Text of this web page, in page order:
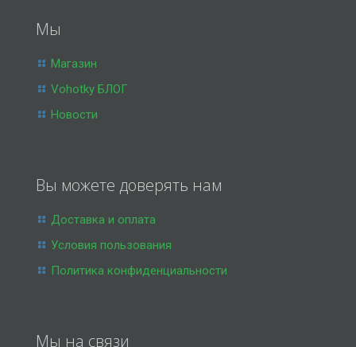
Мы
Магазин
Vohotky БЛОГ
Новости
Вы можете доверять нам
Доставка и оплата
Условия пользования
Политика конфиденциальности
Мы на связи